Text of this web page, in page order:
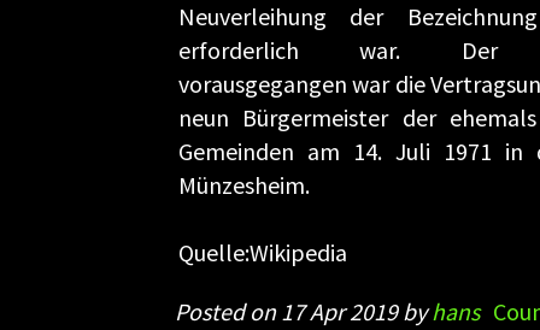
Neuverleihung der
erforderlich war. Der
vorausgegangen war die
neun Bürgermeister der
Gemeinden am 14. Juli 1971 in
Münzesheim.
Quelle:Wikipedia
Posted on 17 Apr 2019 byhans